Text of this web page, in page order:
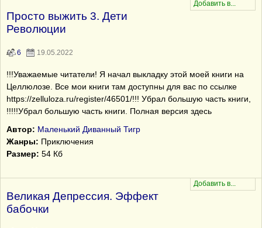
Просто выжить 3. Дети
Революции
6 19.05.2022
!!!Уважаемые читатели! Я начал выкладку этой моей книги на
Целлюлозе. Все мои книги там доступны для вас по ссылке
https://zelluloza.ru/register/46501/!!! Убрал большую часть книги,
!!!!!Убрал большую часть книги. Полная версия здесь
Автор: Маленький Диванный Тигр
Жанры: Приключения
Размер: 54 Кб
Великая Депрессия. Эффект
бабочки